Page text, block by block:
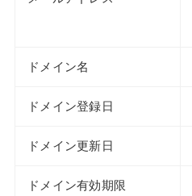
ドメイン名
ドメイン登録日
ドメイン更新日
ドメイン有効期限